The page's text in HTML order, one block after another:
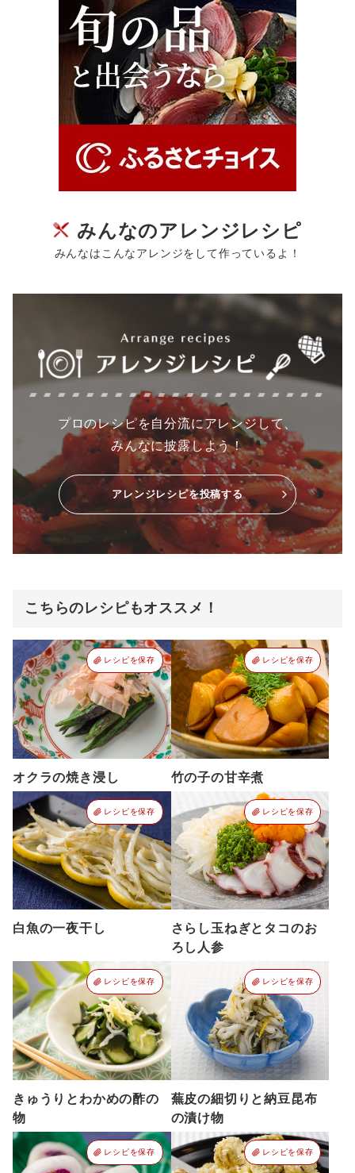
みんなのアレンジレシピ
みんなはこんなアレンジをして作っているよ！
プロのレシピを自分流にアレンジして、
みんなに披露しよう！
アレンジレシピを投稿する
こちらのレシピもオススメ！
レシピを保存
オクラの焼き浸し
レシピを保存
竹の子の甘辛煮
レシピを保存
白魚の一夜干し
レシピを保存
さらし玉ねぎとタコのお
ろし人参
レシピを保存
きゅうりとわかめの酢の
物
レシピを保存
蕪皮の細切りと納豆昆布
の漬け物
レシピを保存 レシピを保存